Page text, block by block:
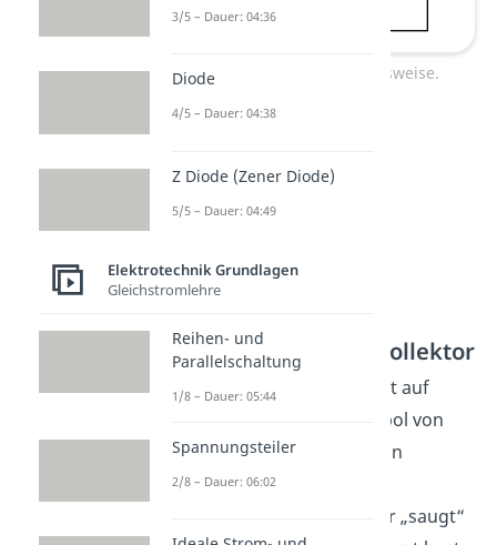
NPN Transistor Funktionsweise.
Von der Basis zum Kollektor
In der oberen Diode wartet auf
diese Elektronen der Pluspol von
. Dadurch werden sie in
Richtung des Kollektors
beschleunigt; der Kollektor „saugt“
3/5 – Dauer: 04:36
Diode
4/5 – Dauer: 04:38
Z Diode (Zener Diode)
5/5 – Dauer: 04:49
Elektrotechnik Grundlagen
Gleichstromlehre
Reihen- und
Parallelschaltung
1/8 – Dauer: 05:44
Spannungsteiler
2/8 – Dauer: 06:02